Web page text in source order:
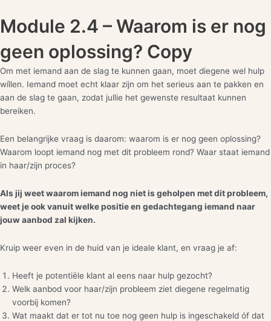
Module 2.4 – Waarom is er nog
geen oplossing? Copy
Om met iemand aan de slag te kunnen gaan, moet diegene wel hulp
wíllen. Iemand moet echt klaar zijn om het serieus aan te pakken en
aan de slag te gaan, zodat jullie het gewenste resultaat kunnen
bereiken.
Een belangrijke vraag is daarom: waarom is er nog geen oplossing?
Waarom loopt iemand nog met dit probleem rond? Waar staat iemand
in haar/zijn proces?
Als jij weet waarom iemand nog niet is geholpen met dit probleem,
weet je ook vanuit welke positie en gedachtegang iemand naar
jouw aanbod zal kijken.
Kruip weer even in de huid van je ideale klant, en vraag je af:
Heeft je potentiële klant al eens naar hulp gezocht?
Welk aanbod voor haar/zijn probleem ziet diegene regelmatig
voorbij komen?
Wat maakt dat er tot nu toe nog geen hulp is ingeschakeld óf dat